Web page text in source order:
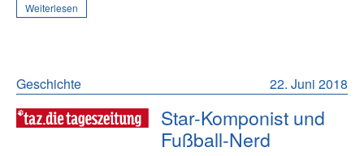
Weiterlesen
22. Juni 2018
Geschichte
Star-Komponist und
Fußball-Nerd